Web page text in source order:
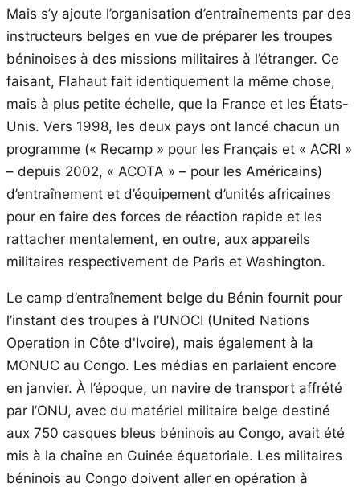
Mais s’y ajoute l’organisation d’entraînements par des
instructeurs belges en vue de préparer les troupes
béninoises à des missions militaires à l’étranger. Ce
faisant, Flahaut fait identiquement la même chose,
mais à plus petite échelle, que la France et les États-
Unis. Vers 1998, les deux pays ont lancé chacun un
programme (« Recamp » pour les Français et « ACRI »
– depuis 2002, « ACOTA » – pour les Américains)
d’entraînement et d’équipement d’unités africaines
pour en faire des forces de réaction rapide et les
rattacher mentalement, en outre, aux appareils
militaires respectivement de Paris et Washington.
Le camp d’entraînement belge du Bénin fournit pour
l’instant des troupes à l’UNOCI (United Nations
Operation in Côte d'Ivoire), mais également à la
MONUC au Congo. Les médias en parlaient encore
en janvier. À l’époque, un navire de transport affrété
par l’ONU, avec du matériel militaire belge destiné
aux 750 casques bleus béninois au Congo, avait été
mis à la chaîne en Guinée équatoriale. Les militaires
béninois au Congo doivent aller en opération à